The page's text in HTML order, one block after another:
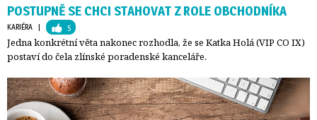
POSTUPNĚ SE CHCI STAHOVAT Z ROLE OBCHODNÍKA
KARIÉRA | 5
Jedna konkrétní věta nakonec rozhodla, že se Katka Holá (VIP CO IX)
postaví do čela zlínské poradenské kanceláře.